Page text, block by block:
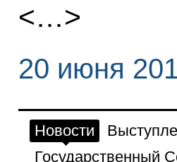
<…>
20 июня
Новости
Государственный